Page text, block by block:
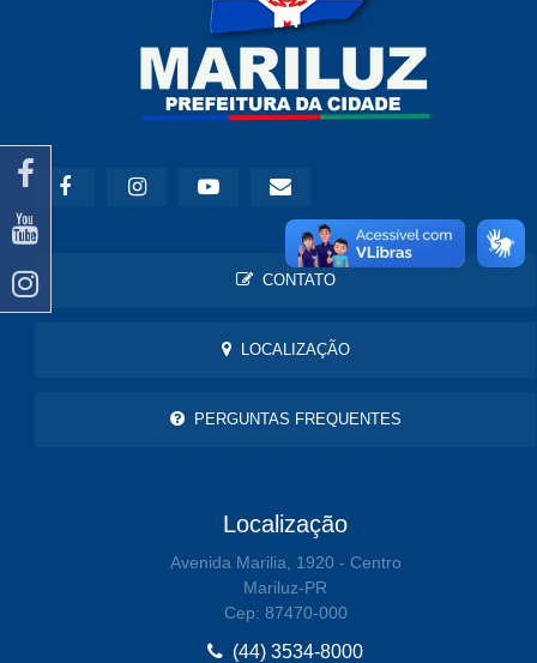
CONTATO
LOCALIZAÇÃO
PERGUNTAS FREQUENTES
Localização
Avenida Marilia, 1920 - Centro
Mariluz-PR
Cep: 87470-000
(44) 3534-8000